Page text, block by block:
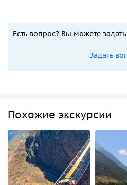
Есть вопрос? Вы можете
Задать
Похожие экскурсии